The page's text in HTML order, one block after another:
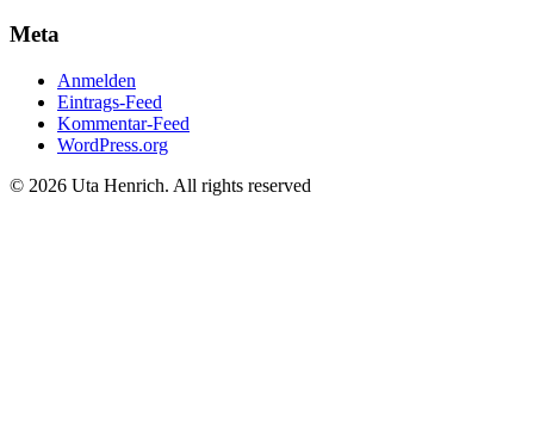
Meta
Anmelden
Eintrags-Feed
Kommentar-Feed
WordPress.org
© 2026 Uta Henrich. All rights reserved